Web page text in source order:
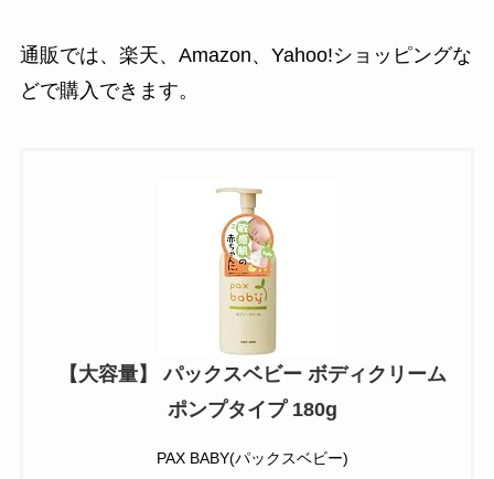
通販では、楽天、Amazon、Yahoo!ショッピングな
どで購入できます。
【大容量】 パックスベビー ボディクリーム
ポンプタイプ 180g
PAX BABY(パックスベビー)